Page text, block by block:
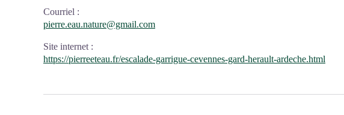
Courriel :
pierre.eau.nature@gmail.com
Site internet :
https://pierreeteau.fr/escalade-garrigue-cevennes-gard-herault-ardeche.html